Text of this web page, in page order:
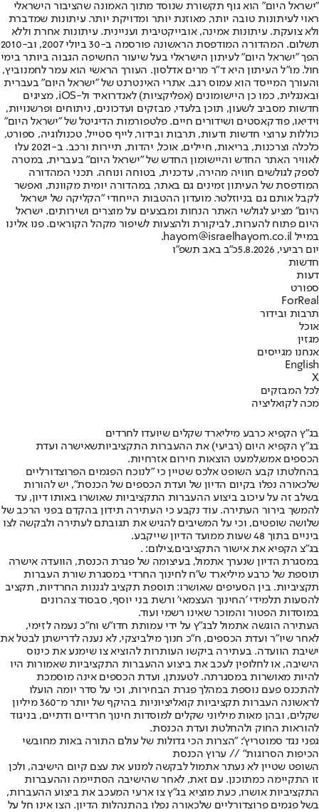
"ישראל היום" הוא גוף תקשורת שנוסד מתוך האמונה שהציבור הישראלי
ראוי לעיתונות טובה יותר, מאוזנת יותר ומדויקת יותר. עיתונות שמדברת
ולא צועקת. עיתונות אמינה, אובייקטיבית ועניינית. עיתונות אחרת וללא
תשלום. המהדורה המודפסת הראשונה פורסמה ב-30 ביולי 2007, וב-2010
הפך "ישראל היום" לעיתון הישראלי בעל שיעור החשיפה הגבוה ביותר בימי
חול. מו"ל העיתון היא ד"ר מרים אדלסון. העורך הראשי הוא עמר לחמנוביץ,
והעורך המייסד הוא עמוס רגב. אתרי האינטרנט של "ישראל היום" בעברית
ובאנגלית, כמו כן היישומונים (אפליקציות) לאנדרואיד ול-iOS, מציגים
חדשות מסביב לשעון, תוכן בלעדי, מבזקים ועדכונים, ניתוחים ופרשנויות,
וידיאו, פודקאסטים ושידורים חיים. פלטפורמות הדיגיטל של "ישראל היום"
כוללות ערוצי חדשות ודעות, תרבות ובידור, לייף סטייל, טכנולוגיה, ספורט,
כלכלה וצרכנות, בריאות, חיילים, אוכל, יהדות, תיירות ורכב. ב-2021 עלו
לאוויר האתר החדש והיישומון החדש של "ישראל היום" בעברית, במטרה
לספק לגולשים חוויה מהירה, עדכנית, בטוחה ונוחה. תכני המהדורה
המודפסת של העיתון זמינים גם באתר, במהדורה יומית מקוונת, ואפשר
לקבל אותם גם בניוזלטר. מועדון ההטבות הייחודי "הקליקה של ישראל
היום" מציע לגולשי האתר הנחות ומבצעים על מוצרים ושירותים. ישראל
היום פתוח להערות, לביקורת ולהצעות לשיפור מקהל הקוראים. פנו אלינו
במייל hayom@israelhayom.co.il.
יום רביעי, 5.8.2026
כ"ב באב תשפ"ו
חדשות
דעות
ספורט
ForReal
תרבות ובידור
אוכל
מגזין
אנחנו מגייסים
English
X
לכל המבזקים
מכה לקואליציה
בג"ץ הקפיא כרבע מיליארד שקלים שיועדו לחרדים
בג”ץ הקפיא היום (רביעי) את ההעברות התקציביותשאישרה ועדת
הכספים אמש,למעט הוצאות חירום אזרחיות.
בהחלטתו קבע השופט אלכס שטיין כי "לנוכח הפגמים הפרוצדורליים
שלכאורה נפלו בקיום הדיון של ועדת הכספים של הכנסת", יש להורות
בשלב זה על עיכוב ביצוע ההעברות התקציביות שאושרו באותו דיון, עד
להמשך בירור העתירה. עוד נקבע כי העתירה תידון בהקדם בפני הרכב של
שלושה שופטים, וכי על המשיבים להגיש את תגובתם לעתירה ולבקשה לצו
ביניים בתוך 48 שעות ממועד הדיון שייקבע.
בג"צ הקפיא את אישור התקציבים,צילום: .
במסגרת הדיון שנערך אתמול, בעיצומה של פגרת הכנסת, הוועדה אישרה
תוספת של כרבע מיליארד ש"ח לחינוך החרדי במסגרת שורת העברות
תקציביות. בין הסעיפים שאושרו: תוספת תקציב לגננות החרדיות, תקציב
להסעות תלמידי 'החינוך העצמאי' ורשת בני יוסף, סבסוד צהרונים
במוסדות הפטור והמוכר שאינו רשמי ועוד.
העתירה הוגשה אתמול לבג”ץ על ידי עמותת חדו”ש וח”כ נעמה לזימי,
לאחר שיו”ר ועדת הכספים, ח”כ חנוך מילביצקי, לא נענה לדרישתן לבטל את
ישיבת הוועדה. בעתירה ביקשו העותרות להוציא צו שימנע את כינוס
הישיבה, או לחלופין לעכב את ביצוע ההעברות התקציביות שאמורות היו
להיות מאושרות במסגרתה. לטענתן, ועדת הכספים אינה מוסמכת
להתכנס פעם נוספת במהלך פגרת הבחירות, וכי על סדר יומה הועלו
לראשונה העברות תקציביות קואליציוניות בהיקף של יותר מ־360 מיליון
שקלים, ובהן מאות מיליוני שקלים למוסדות חינוך חרדיים ודתיים, בניגוד
להוראות החוק ולהחלטת ועדת הכנסת.
גפני נגד סמוטריץ': "הצרות הכי גדולות של עולם התורה באות מחובשי
הכיפות הסרוגות" // ערוץ הכנסת
השופט שטיין לא נעתר אתמול לבקשה למנוע את עצם קיום הישיבה, ולכן
זו התקיימה כמתוכנן. עם זאת, לאחר שהישיבה הסתיימה וההעברות
התקציביות אושרו, כעת מוציא בג”ץ צו ארעי המעכב את ביצוע ההעברות,
בשל פגמים פרוצדורליים שלכאורה נפלו בהתנהלות הדיון. הצו אינו חל על